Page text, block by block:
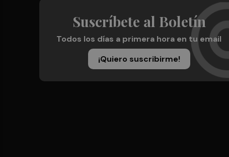
Suscríbete al Boletín
Todos los días a primera hora en tu email
¡Quiero suscribirme!